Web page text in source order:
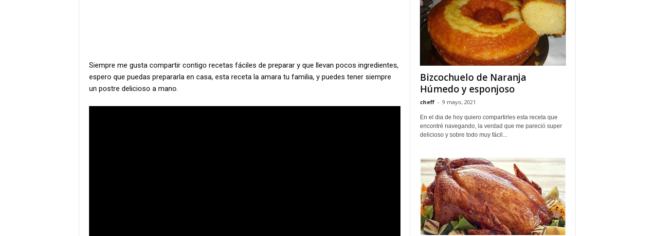
Siempre me gusta compartir contigo recetas fáciles de preparar y que llevan pocos ingredientes,
espero que puedas prepararla en casa, esta receta la amara tu familia, y puedes tener siempre
un postre delicioso a mano.
Bizcochuelo de Naranja
Húmedo y esponjoso
cheff - 9 mayo, 2021
En el dia de hoy quiero compartirles esta receta que
encontré navegando, la verdad que me pareció super
delicioso y sobre todo muy fácil...